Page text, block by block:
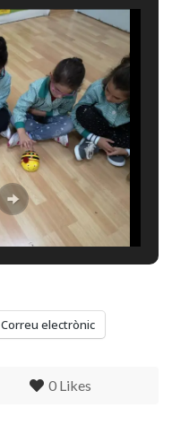
Correu electrònic
0 Likes